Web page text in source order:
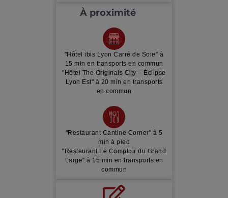
À proximité
"Hôtel ibis Lyon Carré de Soie" à
15 min en transports en commun
"Hôtel The Originals City – Éclipse
Lyon Est" à 20 min en transports
en commun
"Restaurant Cantine Corner" à 5
min à pied
"Restaurant Le Comptoir du Grand
Large" à 15 min en transports en
commun